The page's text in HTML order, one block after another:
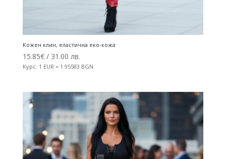
Кожен клин, еластична еко-кожа
15.85€/ 31.00 лв.
Курс: 1 EUR = 1.95583 BGN